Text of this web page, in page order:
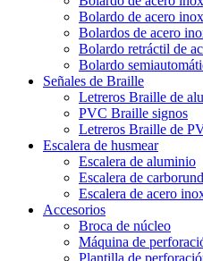
Bolardo de acero
Bolardos de acero
Bolardo retráctil de
Bolardo
Señales de Braille
Letreros Braille de
PVC Braille signos
Letreros Braille de
Escalera de husmear
Escalera de aluminio
Escalera de
Escalera de acero
Accesorios
Broca de núcleo
Máquina de
Plantilla de